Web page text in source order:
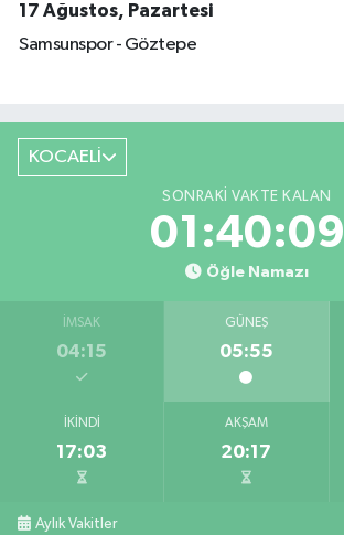
17 Ağustos, Pazartesi
Samsunspor - Göztepe
KOCAELİ
SONRAKI VAKTE KALAN
01:40:08
Öğle Namazı
İMSAK
04:15
GÜNEŞ
05:55
İKINDI
17:03
AKŞAM
20:17
Aylık Vakitler